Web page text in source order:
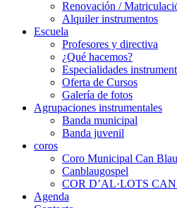
Renovación /
Alquiler instrumentos
Escuela
Profesores y directiva
¿Qué hacemos?
Especialidades
Oferta de Cursos
Galería de fotos
Agrupaciones instrumentales
Banda municipal
Banda juvenil
coros
Coro Municipal Can Blau
Canblaugospel
COR D’AL·LOTS
Agenda